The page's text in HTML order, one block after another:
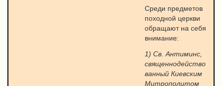
Среди предметов
походной церкви
обращают на себя
внимание:
1) Св. Антиминс,
священнодейство
ванный Киевским
Митрополитом